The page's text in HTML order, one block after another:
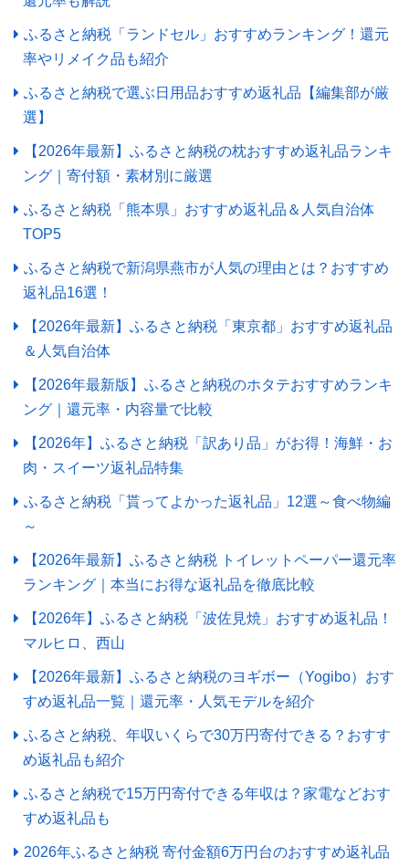
ふるさと納税「ランドセル」おすすめランキング！還元
率やリメイク品も紹介
ふるさと納税で選ぶ日用品おすすめ返礼品【編集部が厳
選】
【2026年最新】ふるさと納税の枕おすすめ返礼品ランキ
ング｜寄付額・素材別に厳選
ふるさと納税「熊本県」おすすめ返礼品＆人気自治体
TOP5
ふるさと納税で新潟県燕市が人気の理由とは？おすすめ
返礼品16選！
【2026年最新】ふるさと納税「東京都」おすすめ返礼品
＆人気自治体
【2026年最新版】ふるさと納税のホタテおすすめランキ
ング｜還元率・内容量で比較
【2026年】ふるさと納税「訳あり品」がお得！海鮮・お
肉・スイーツ返礼品特集
ふるさと納税「貰ってよかった返礼品」12選～食べ物編
～
【2026年最新】ふるさと納税 トイレットペーパー還元率
ランキング｜本当にお得な返礼品を徹底比較
【2026年】ふるさと納税「波佐見焼」おすすめ返礼品！
マルヒロ、西山
【2026年最新】ふるさと納税のヨギボー（Yogibo）おす
すめ返礼品一覧｜還元率・人気モデルを紹介
ふるさと納税、年収いくらで30万円寄付できる？おすす
め返礼品も紹介
ふるさと納税で15万円寄付できる年収は？家電などおす
すめ返礼品も
2026年ふるさと納税 寄付金額6万円台のおすすめ返礼品